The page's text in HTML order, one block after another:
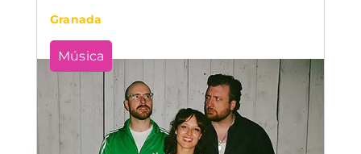
Granada
Música